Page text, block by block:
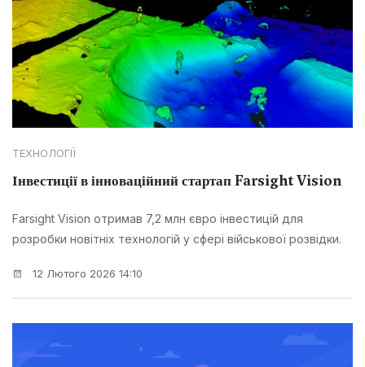
ТЕХНОЛОГІЇ
Інвестиції в інноваційний стартап Farsight Vision
Farsight Vision отримав 7,2 млн євро інвестицій для
розробки новітніх технологій у сфері військової розвідки.
12 Лютого 2026 14:10